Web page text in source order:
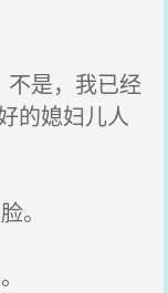
是，我已经
的媳妇儿人
。